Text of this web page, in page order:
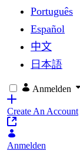
Português
Español
中文
日本語
Anmelden
Create An Account
Anmelden